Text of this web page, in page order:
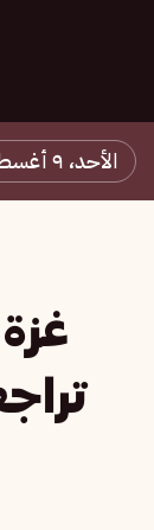
الأحد، ٩ أغسطس ٢٠٢٦